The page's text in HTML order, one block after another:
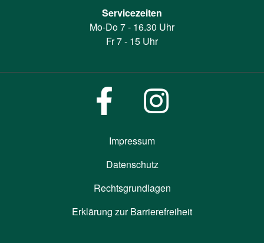
Servicezeiten
Mo-Do 7 - 16.30 Uhr
Fr 7 - 15 Uhr
Impressum
Datenschutz
Rechtsgrundlagen
Erklärung zur Barrierefreiheit